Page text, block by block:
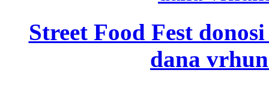
Street Food Fest
dana